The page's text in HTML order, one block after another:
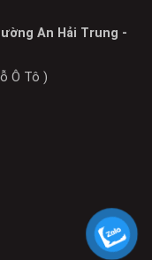
An Hải Trung -
Ô Tô )